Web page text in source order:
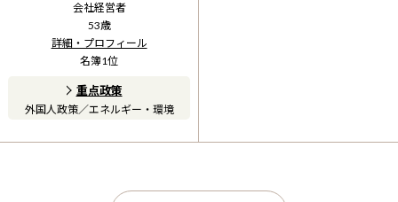
会社経営者
53歳
詳細・プロフィール
名簿1位
重点政策
外国人政策／エネルギー・環境